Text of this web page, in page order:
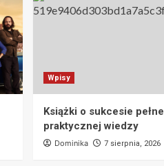
Wpisy
Książki o sukcesie pełne
praktycznej wiedzy
Dominika 7 sierpnia, 2026